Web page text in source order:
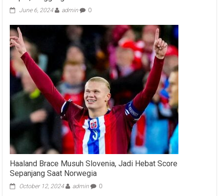
June 6, 2024 admin 0
Haaland Brace Musuh Slovenia, Jadi Hebat Score
Sepanjang Saat Norwegia
October 12, 2024 admin 0